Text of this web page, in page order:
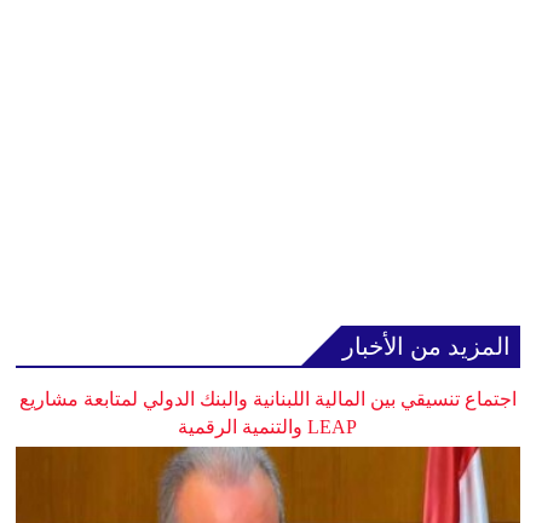
المزيد من الأخبار
اجتماع تنسيقي بين المالية اللبنانية والبنك الدولي لمتابعة مشاريع
LEAP والتنمية الرقمية